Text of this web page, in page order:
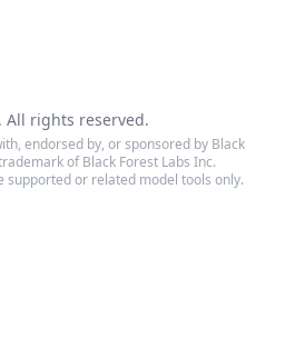
All rights reserved.
endorsed by, or sponsored by Black
of Black Forest Labs Inc.
supported or related model tools only.